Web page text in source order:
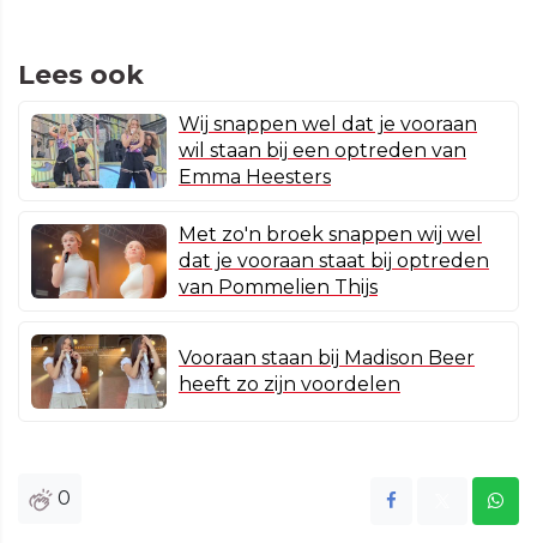
Lees ook
Wij snappen wel dat je vooraan
wil staan bij een optreden van
Emma Heesters
Met zo'n broek snappen wij wel
dat je vooraan staat bij optreden
van Pommelien Thijs
Vooraan staan bij Madison Beer
heeft zo zijn voordelen
0